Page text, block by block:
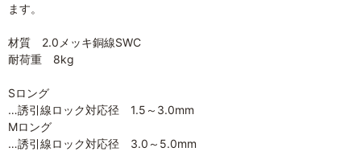
ます。
材質 2.0メッキ銅線SWC
耐荷重 8kg
Sロング
…誘引線ロック対応径 1.5～3.0mm
Mロング
…誘引線ロック対応径 3.0～5.0mm